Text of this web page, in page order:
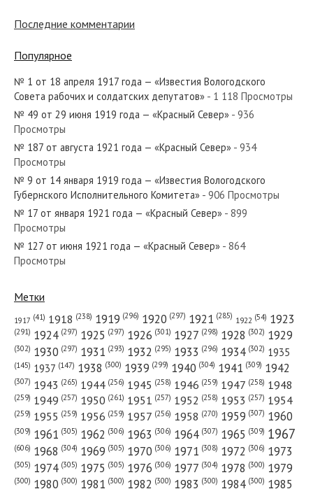
№ 140 от июня 1971 года — «Красный Север»
№ 60 от марта 1929 года — «Красный Север»
№ 190 от августа 1920 года — «Красный Север»
№ 135 от июля 1953 года — «Красный Север»
№ 204 от сентября 1940 года — «Красный Север»
Последние комментарии
Популярное
№ 1 от 18 апреля 1917 года — «Известия Вологодского
Совета рабочих и солдатских депутатов» - 1 118 Просмотры
№ 49 от 29 июня 1919 года — «Красный Север» - 936
Просмотры
№ 187 от августа 1921 года — «Красный Север» - 934
Просмотры
№ 9 от 14 января 1919 года — «Известия Вологодского
Губернского Исполнительного Комитета» - 906 Просмотры
№ 17 от января 1921 года — «Красный Север» - 899
Просмотры
№ 127 от июня 1921 года — «Красный Север» - 864
Просмотры
Метки
1917 (41) 1918 (238) 1919 (296) 1920 (297) 1921 (285) 1922 (54) 1923
(291) 1924 (297) 1925 (297) 1926 (301) 1927 (298) 1928 (302) 1929
(302) 1930 (297) 1931 (293) 1932 (295) 1933 (296) 1934 (302) 1935
(145) 1937 (147) 1938 (300) 1939 (299) 1940 (304) 1941 (309) 1942
(307) 1943 (265) 1944 (256) 1945 (258) 1946 (259) 1947 (258) 1948
(259) 1949 (257) 1950 (261) 1951 (257) 1952 (258) 1953 (257) 1954
(259) 1955 (259) 1956 (259) 1957 (256) 1958 (270) 1959 (307) 1960
(309) 1961 (305) 1962 (306) 1963 (306) 1964 (307) 1965 (309) 1967
(606) 1968 (304) 1969 (305) 1970 (306) 1971 (308) 1972 (306) 1973
(305) 1974 (305) 1975 (305) 1976 (306) 1977 (304) 1978 (300) 1979
(300) 1980 (300) 1981 (300) 1982 (300) 1983 (300) 1984 (300) 1985